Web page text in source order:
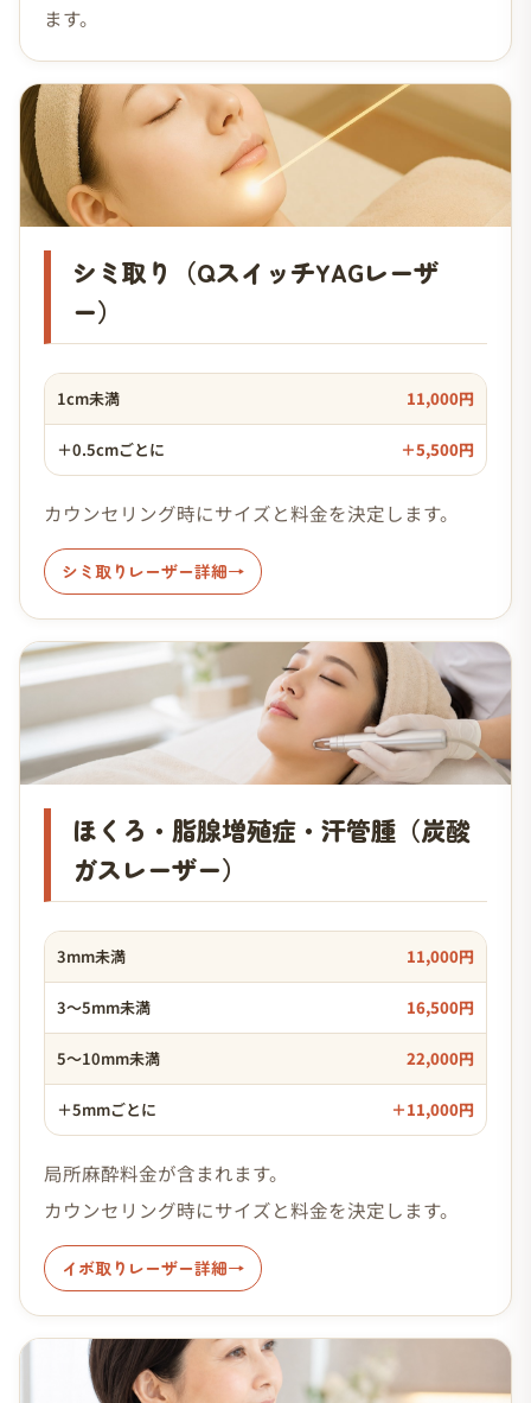
ます。
シミ取り（QスイッチYAGレーザ
ー）
1cm未満 11,000円
＋0.5cmごとに ＋5,500円
カウンセリング時にサイズと料金を決定します。
シミ取りレーザー詳細
ほくろ・脂腺増殖症・汗管腫（炭酸
ガスレーザー）
3mm未満 11,000円
3〜5mm未満 16,500円
5〜10mm未満 22,000円
＋5mmごとに ＋11,000円
局所麻酔料金が含まれます。
カウンセリング時にサイズと料金を決定します。
イボ取りレーザー詳細